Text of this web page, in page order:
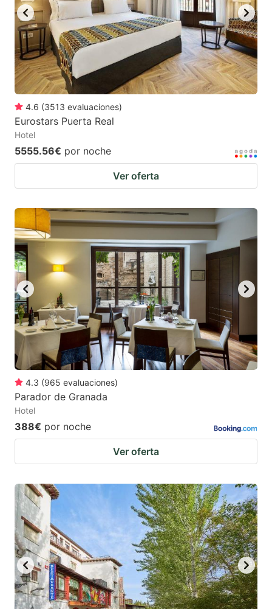
to
get
the
keyboard
shortcuts
for
changing
to
get
the
keyboard
shortcuts
4.6 (3513 evaluaciones)
Eurostars Puerta Real
Hotel
5555.56€ por noche
Ver oferta
4.3 (965 evaluaciones)
Parador de Granada
Hotel
388€ por noche
Ver oferta